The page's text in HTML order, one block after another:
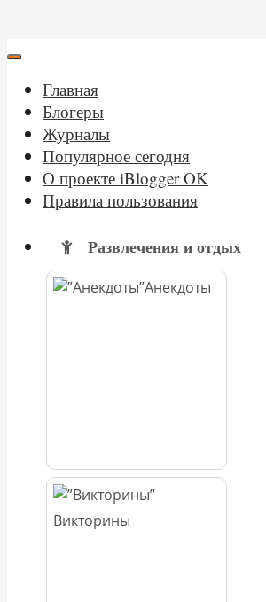
Главная
Блогеры
Журналы
Популярное сегодня
О проекте iBlogger OK
Правила пользования
Развлечения и отдых
Анекдоты
Викторины